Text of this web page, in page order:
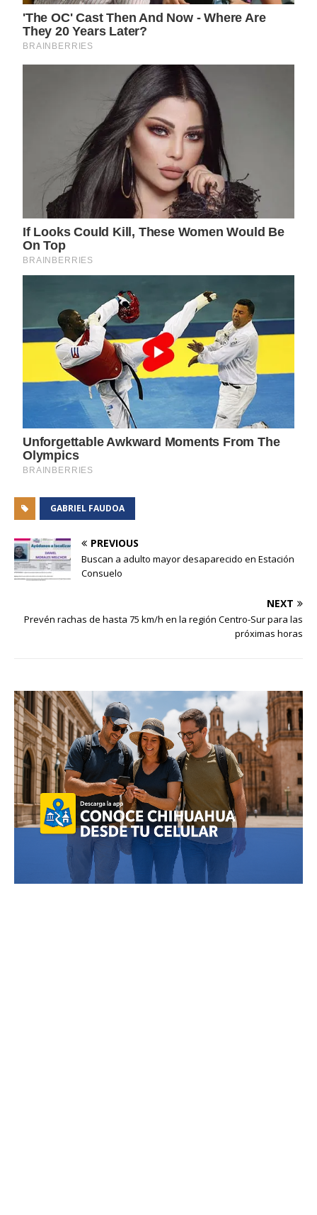
GABRIEL FAUDOA
PREVIOUS
Buscan a adulto mayor desaparecido en Estación
Consuelo
NEXT
Prevén rachas de hasta 75 km/h en la región Centro-Sur para las
próximas horas